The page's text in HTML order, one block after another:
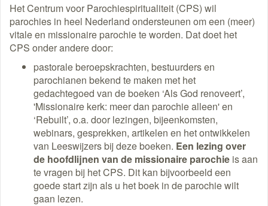
Het Centrum voor Parochiespiritualiteit (CPS) wil
parochies in heel Nederland ondersteunen om een (meer)
vitale en missionaire parochie te worden. Dat doet het
CPS onder andere door:
pastorale beroepskrachten, bestuurders en
parochianen bekend te maken met het
gedachtegoed van de boeken ‘Als God renoveert’,
'Missionaire kerk: meer dan parochie alleen' en
‘Rebuilt’, o.a. door lezingen, bijeenkomsten,
webinars, gesprekken, artikelen en het ontwikkelen
van Leeswijzers bij deze boeken. Een lezing over
de hoofdlijnen van de missionaire parochie is aan
te vragen bij het CPS. Dit kan bijvoorbeeld een
goede start zijn als u het boek in de parochie wilt
gaan lezen.